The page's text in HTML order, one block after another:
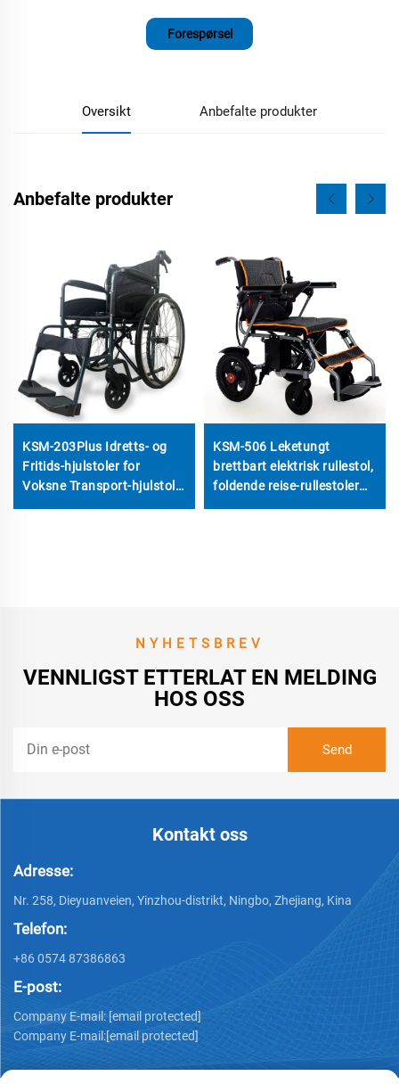
Forespørsel
Oversikt Anbefalte produkter
Anbefalte produkter
KSM-203Plus Idretts- og
Fritids-hjulstoler for
Voksne Transport-hjulstol
Lektervekt
KSM-506 Leketungt
brettbart elektrisk rullestol,
foldende reise-rullestoler
med billigere pris
NYHETSBREV
VENNLIGST ETTERLAT EN MELDING
HOS OSS
Kontakt oss
Adresse:
Nr. 258, Dieyuanveien, Yinzhou-distrikt, Ningbo, Zhejiang, Kina
Telefon:
+86 0574 87386863
E-post:
Company E-mail:[email protected]
Company E-mail:[email protected]